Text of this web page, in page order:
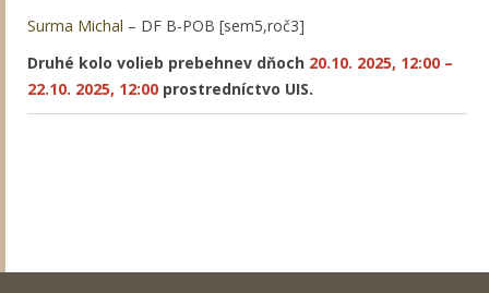
Surma Michal – DF B-POB [sem5,roč3]
Druhé kolo volieb prebehnev dňoch 20.10. 2025, 12:00 –
22.10. 2025, 12:00 prostredníctvo UIS.